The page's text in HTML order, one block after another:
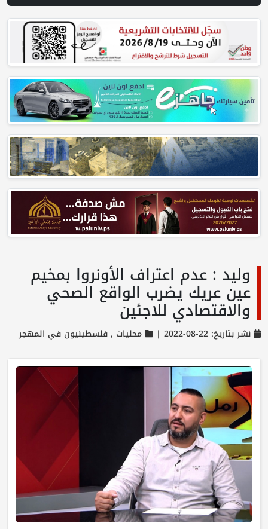
وليد : عدم اعتراف الأونروا بمخيم
عين عريك يضرب الواقع الصحي
والاقتصادي للاجئين
نشر بتاريخ: 22-08-2022 | محليات ,فلسطينيون في المهجر